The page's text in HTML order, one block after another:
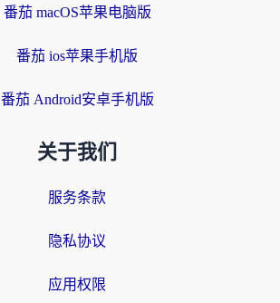
番茄 macOS苹果电脑版
番茄 ios苹果手机版
番茄 Android安卓手机版
关于我们
服务条款
隐私协议
应用权限